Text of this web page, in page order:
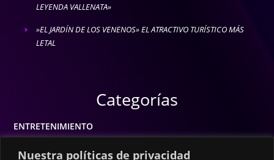
Nuestra políticas de privacidad
LEYENDA VALLENATA»
E
»EL JARDÍN DE LOS VENENOS» EL ATRACTIVO TURÍSTICO MÁS
LETAL
Categorías
ENTRETENIMIENTO